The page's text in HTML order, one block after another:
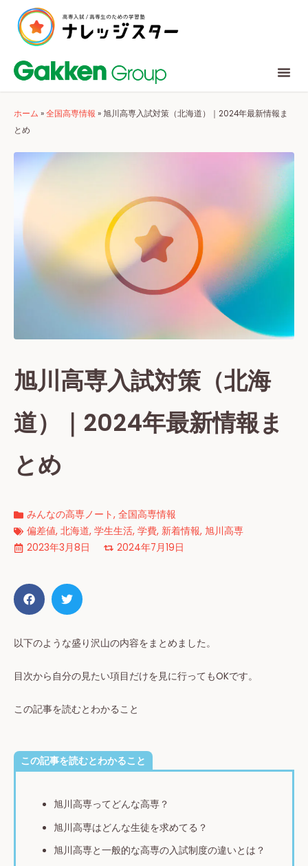
ホーム »全国高専情報 »旭川高専入試対策（北海道）｜2024年最新情報ま
とめ
旭川高専入試対策（北海
道）｜2024年最新情報ま
とめ
みんなの高専ノート, 全国高専情報
偏差値, 北海道, 学生生活, 学費, 新着情報, 旭川高専
2023年3月8日
2024年7月19日
以下のような盛り沢山の内容をまとめました。
目次から自分の見たい項目だけを見に行ってもOKです。
この記事を読むとわかること
この記事を読むとわかること
旭川高専ってどんな高専？
旭川高専はどんな生徒を求めてる？
旭川高専と一般的な高専の入試制度の違いとは？